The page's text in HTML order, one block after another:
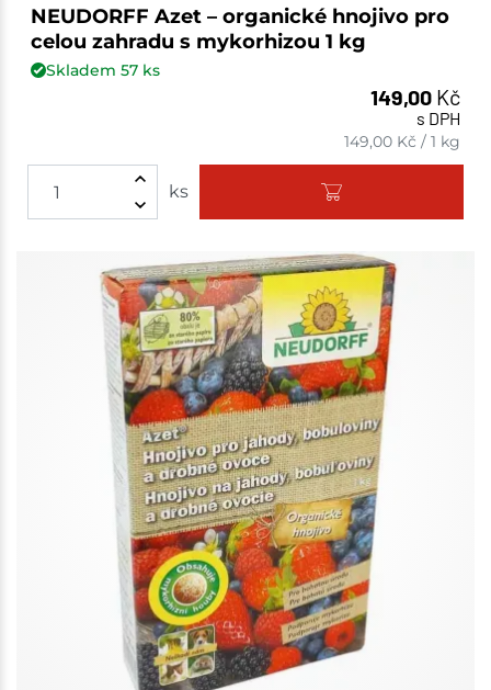
NEUDORFF Azet – organické hnojivo pro
celou zahradu s mykorhizou 1 kg
Skladem 57ks
149,00 Kč
s DPH
149,00 Kč /1 kg
ks